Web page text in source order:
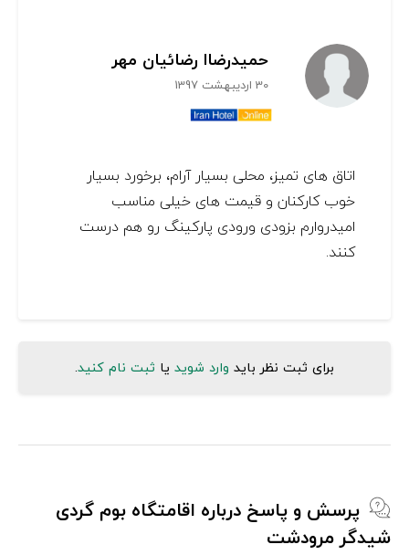
حميدرضاا رضائيان مهر
30 اردیبهشت 1397
اتاق های تمیز، محلی بسیار آرام، برخورد بسیار
خوب کارکنان و قیمت های خیلی مناسب
امیدروارم بزودی ورودی پارکینگ رو هم درست
کنند.
برای ثبت نظر باید وارد شوید یا ثبت نام کنید.
پرسش و پاسخ درباره اقامتگاه بوم گردی
شیدگر مرودشت